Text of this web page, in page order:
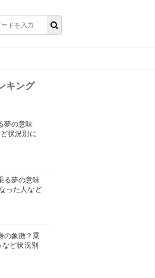
キング
夢の意味
状況別に
る夢の意味
った人など
の象徴？乗
ど状況別